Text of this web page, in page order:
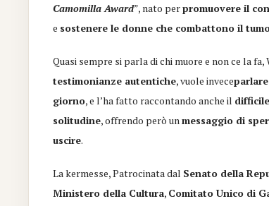
Camomilla Award”, nato perpromuovere il
e sostenere le donne che combattono il
Quasi sempre si parla di chi muore e non ce la
testimonianze autentiche, vuole invece
giorno, e l’ha fatto raccontando anche il
solitudine, offrendo però unmessaggio di
uscire.
La kermesse, Patrocinata dal Senato della
Ministero della Cultura, Comitato Unico di